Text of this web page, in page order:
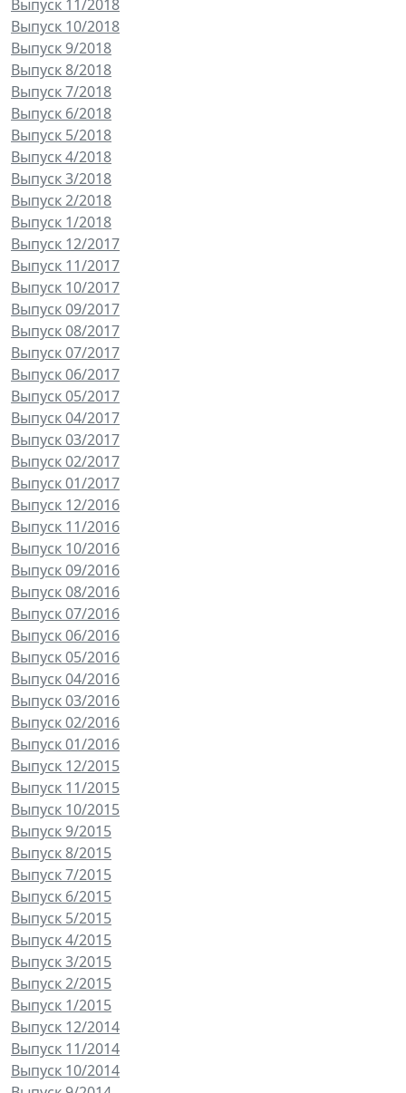
Выпуск 11/2018
Выпуск 10/2018
Выпуск 9/2018
Выпуск 8/2018
Выпуск 7/2018
Выпуск 6/2018
Выпуск 5/2018
Выпуск 4/2018
Выпуск 3/2018
Выпуск 2/2018
Выпуск 1/2018
Выпуск 12/2017
Выпуск 11/2017
Выпуск 10/2017
Выпуск 09/2017
Выпуск 08/2017
Выпуск 07/2017
Выпуск 06/2017
Выпуск 05/2017
Выпуск 04/2017
Выпуск 03/2017
Выпуск 02/2017
Выпуск 01/2017
Выпуск 12/2016
Выпуск 11/2016
Выпуск 10/2016
Выпуск 09/2016
Выпуск 08/2016
Выпуск 07/2016
Выпуск 06/2016
Выпуск 05/2016
Выпуск 04/2016
Выпуск 03/2016
Выпуск 02/2016
Выпуск 01/2016
Выпуск 12/2015
Выпуск 11/2015
Выпуск 10/2015
Выпуск 9/2015
Выпуск 8/2015
Выпуск 7/2015
Выпуск 6/2015
Выпуск 5/2015
Выпуск 4/2015
Выпуск 3/2015
Выпуск 2/2015
Выпуск 1/2015
Выпуск 12/2014
Выпуск 11/2014
Выпуск 10/2014